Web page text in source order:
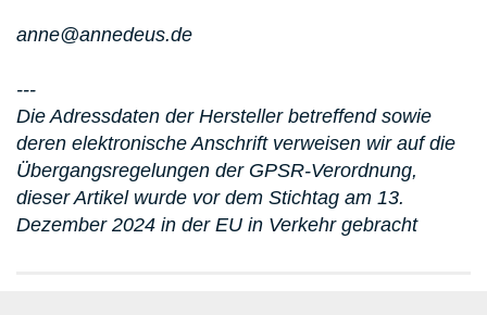
anne@annedeus.de
---
Die Adressdaten der Hersteller betreffend sowie
deren elektronische Anschrift verweisen wir auf die
Übergangsregelungen der GPSR-Verordnung,
dieser Artikel wurde vor dem Stichtag am 13.
Dezember 2024 in der EU in Verkehr gebracht